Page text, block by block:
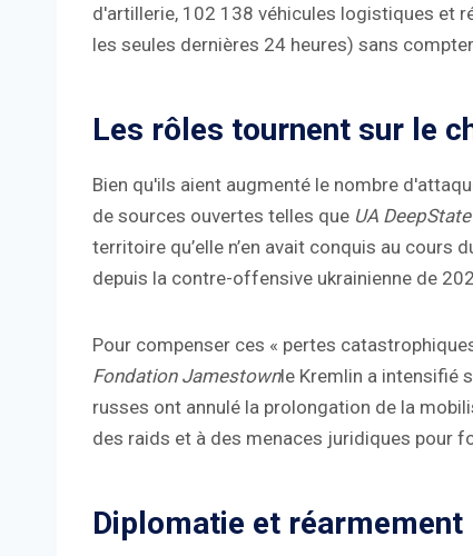
d'artillerie, 102 138 véhicules logistiques et
les seules dernières 24 heures) sans
Les rôles tournent sur le
Bien qu'ils aient augmenté le nombre
de sources ouvertes telles que UA DeepState
territoire qu’elle n’en avait conquis au
depuis la contre-offensive ukrainienne de
Pour compenser ces « pertes
Fondation Jamestownle Kremlin a intensifié
russes ont annulé la prolongation de la
des raids et à des menaces juridiques pour
Diplomatie et réarmement